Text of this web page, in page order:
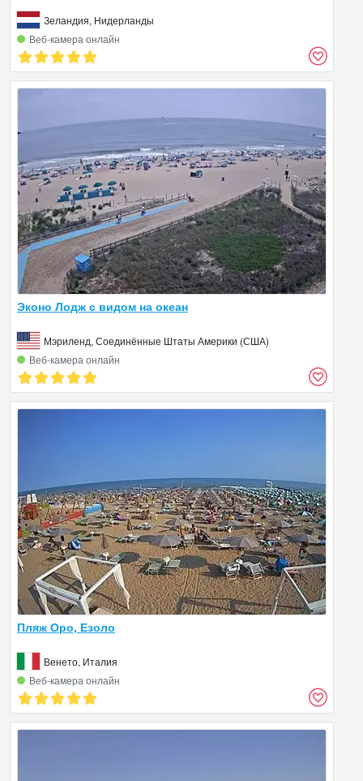
Зеландия, Нидерланды
Веб‑камера онлайн
Эконо Лодж с видом на океан
Мэриленд, Соединённые Штаты Америки (США)
Веб‑камера онлайн
Пляж Оро, Езоло
Венето, Италия
Веб‑камера онлайн